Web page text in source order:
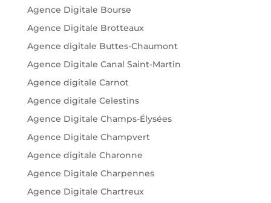
Agence Digitale Bourse
Agence Digitale Brotteaux
Agence digitale Buttes-Chaumont
Agence Digitale Canal Saint-Martin
Agence digitale Carnot
Agence digitale Celestins
Agence Digitale Champs-Élysées
Agence Digitale Champvert
Agence digitale Charonne
Agence Digitale Charpennes
Agence Digitale Chartreux